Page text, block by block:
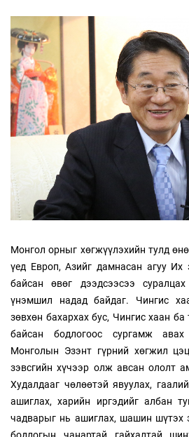
Монгол орныг хөгжүүлэхийн тулд
үед Европ, Азийг дамнасан агуу Их
байсан өвөг дээдсээсээ
үнэмшил надад байдаг. Чингис
зөвхөн бахархах бус, Чингис хаан
байсан бодлогоос сургамж
Монголын Эзэнт гүрний хөгжил
зэвсгийн хүчээр олж авсан ололт
Худалдааг чөлөөтэй явуулах,
ашиглах, харийн иргэдийг албан
чадварыг нь ашиглах, шашин шүтэх
бодлогын чанартай гайхалтай